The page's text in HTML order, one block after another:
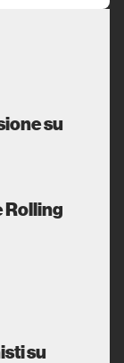
su
Rolling
su